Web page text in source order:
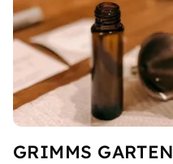
GRIMMS GARTEN